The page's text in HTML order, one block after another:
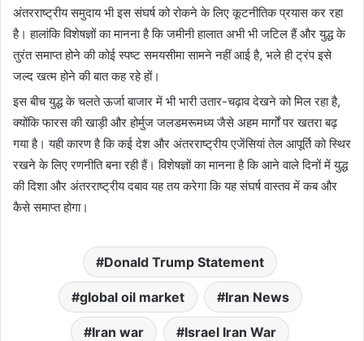
अंतरराष्ट्रीय समुदाय भी इस संघर्ष को रोकने के लिए कूटनीतिक प्रयास कर रहा
है। हालांकि विशेषज्ञों का मानना है कि जमीनी हालात अभी भी जटिल हैं और युद्ध के
तुरंत समाप्त होने की कोई स्पष्ट समयसीमा सामने नहीं आई है, भले ही ट्रंप इसे
जल्द खत्म होने की बात कह रहे हों।
इस बीच युद्ध के चलते ऊर्जा बाजार में भी भारी उतार-चढ़ाव देखने को मिल रहा है,
क्योंकि फारस की खाड़ी और होर्मुज जलडमरूमध्य जैसे अहम मार्गों पर खतरा बढ़
गया है। यही कारण है कि कई देश और अंतरराष्ट्रीय एजेंसियां तेल आपूर्ति को स्थिर
रखने के लिए रणनीति बना रही हैं। विशेषज्ञों का मानना है कि आने वाले दिनों में युद्ध
की दिशा और अंतरराष्ट्रीय दबाव यह तय करेगा कि यह संघर्ष वास्तव में कब और
कैसे समाप्त होगा।
Donald Trump Statement
global oil market Iran News
Iran war Israel Iran War